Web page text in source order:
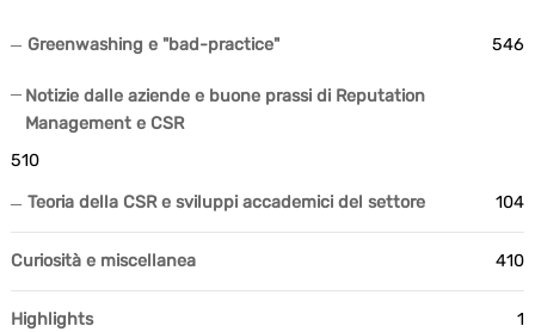
Greenwashing e "bad-practice" 546
Notizie dalle aziende e buone prassi di Reputation
Management e CSR
510
Teoria della CSR e sviluppi accademici del settore 104
Curiosità e miscellanea 410
Highlights 1